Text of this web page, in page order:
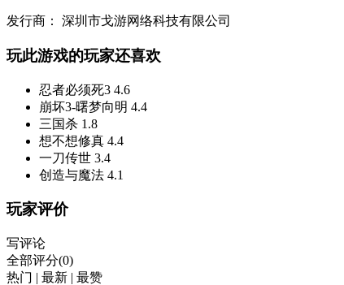
发行商： 深圳市戈游网络科技有限公司
玩此游戏的玩家还喜欢
忍者必须死3 4.6
崩坏3-曙梦向明 4.4
三国杀 1.8
想不想修真 4.4
一刀传世 3.4
创造与魔法 4.1
玩家评价
写评论
全部评分(0)
热门 | 最新 | 最赞